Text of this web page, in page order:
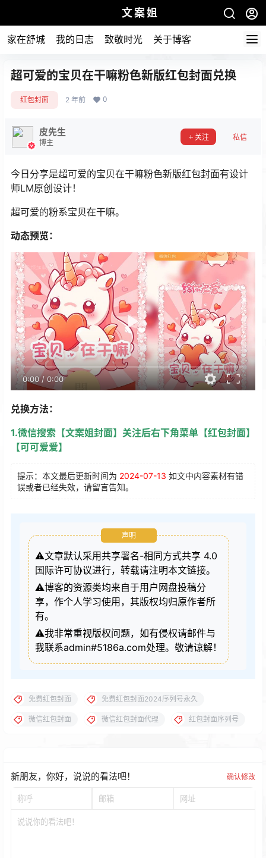
文案姐
家在舒城 我的日志 致敬时光 关于博客
超可爱的宝贝在干嘛粉色新版红包封面兑换
红包封面 2 年前 0
皮先生
博主
关注 私信
今日分享是超可爱的宝贝在干嘛粉色新版红包封面有设计
师LM原创设计！
超可爱的粉系宝贝在干嘛。
动态预览：
0:00/0:00
兑换方法：
1.微信搜索【文案姐封面】关注后右下角菜单【红包封面】
【可可爱爱】
提示：本文最后更新时间为 2024-07-13 如文中内容素材有错
误或者已经失效，请留言告知。
声明
⚠️文章默认采用共享署名-相同方式共享 4.0
国际许可协议进行，转载请注明本文链接。
⚠️博客的资源类均来自于用户网盘投稿分
享，作个人学习使用，其版权均归原作者所
有。
⚠️我非常重视版权问题，如有侵权请邮件与
我联系admin#5186a.com处理。敬请谅解！
免费红包封面 免费红包封面2024序列号永久
微信红包封面 微信红包封面代理 红包封面序列号
新朋友，你好，说说的看法吧！ 确认修改